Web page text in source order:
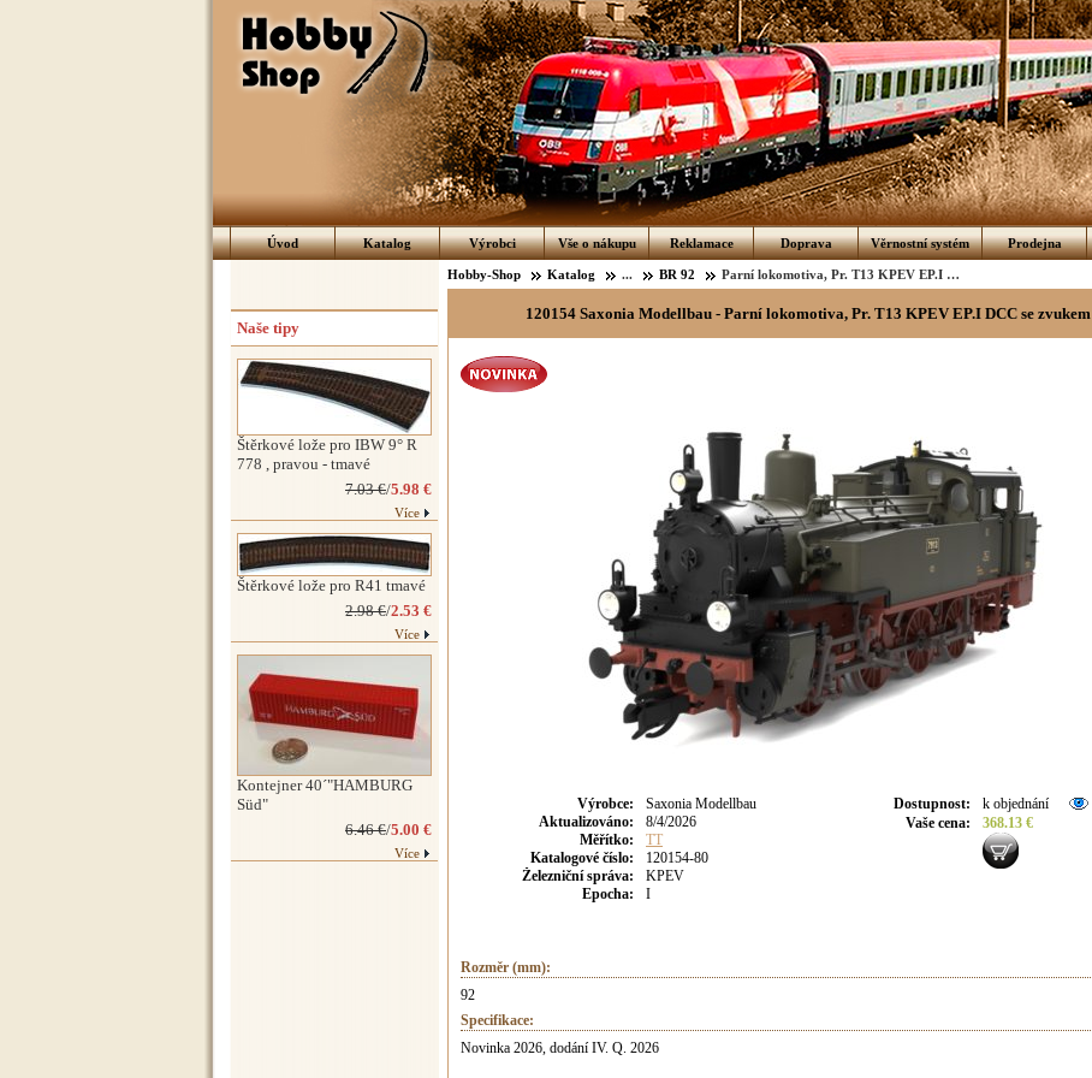
Úvod Katalog Výrobci Vše o nákupu Reklamace Doprava Věrnostní systém Prodejna
Hobby-Shop Katalog ... BR 92 Parní lokomotiva, Pr. T13 KPEV EP.I DCC se zvukem
120154 Saxonia Modellbau - Parní lokomotiva, Pr. T13 KPEV EP.I DCC se zvukem
Výrobce:
Saxonia Modellbau
Aktualizováno:
8/4/2026
Měřítko:
TT
Katalogové číslo:
120154-80
Železniční správa:
KPEV
Epocha:
I
Dostupnost:
k objednání
Vaše cena: 368.13 €
Rozměr (mm):
92
Specifikace:
Novinka 2026, dodání IV. Q. 2026
Naše tipy
Štěrkové lože pro IBW 9° R
778 , pravou - tmavé
7.03 €/5.98 €
Více
Štěrkové lože pro R41 tmavé
2.98 €/2.53 €
Více
Kontejner 40´"HAMBURG
Süd"
6.46 €/5.00 €
Více